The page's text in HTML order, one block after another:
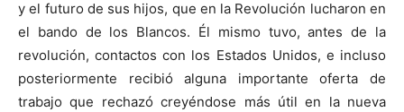
y el futuro de sus hijos, que en la Revolución lucharon en
el bando de los Blancos. Él mismo tuvo, antes de la
revolución, contactos con los Estados Unidos, e incluso
posteriormente recibió alguna importante oferta de
trabajo que rechazó creyéndose más útil en la nueva